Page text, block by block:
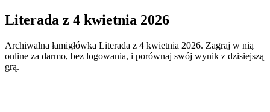
Literada z 4 kwietnia 2026
Archiwalna łamigłówka Literada z 4 kwietnia 2026. Zagraj w nią
online za darmo, bez logowania, i porównaj swój wynik z dzisiejszą
grą.